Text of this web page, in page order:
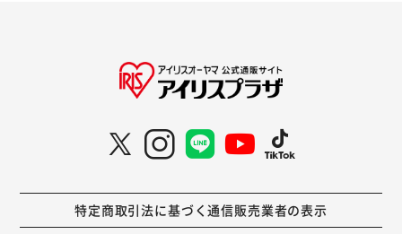
特定商取引法に基づく通信販売業者の表示